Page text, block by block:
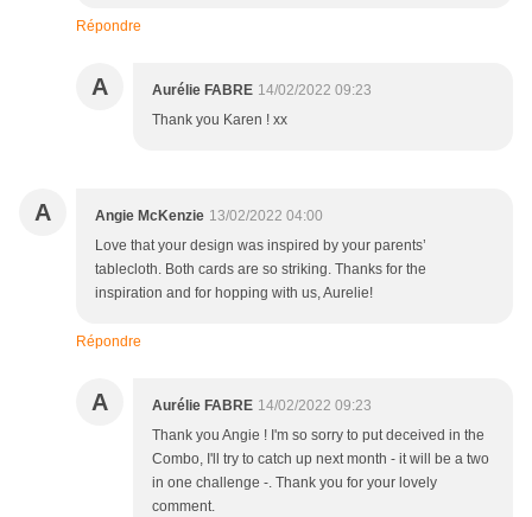
Répondre
A Aurélie FABRE 14/02/2022 09:23
Thank you Karen ! xx
A Angie McKenzie 13/02/2022 04:00
Love that your design was inspired by your parents’
tablecloth. Both cards are so striking. Thanks for the
inspiration and for hopping with us, Aurelie!
Répondre
A Aurélie FABRE 14/02/2022 09:23
Thank you Angie ! I'm so sorry to put deceived in the
Combo, I'll try to catch up next month - it will be a two
in one challenge -. Thank you for your lovely
comment.